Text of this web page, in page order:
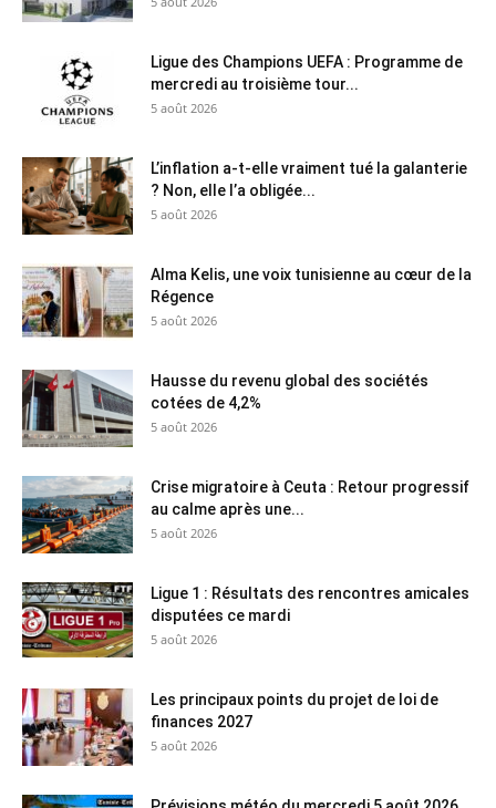
Ligue des Champions UEFA : Programme de
mercredi au troisième tour...
5 août 2026
L’inflation a-t-elle vraiment tué la galanterie
? Non, elle l’a obligée...
5 août 2026
Alma Kelis, une voix tunisienne au cœur de la
Régence
5 août 2026
Hausse du revenu global des sociétés
cotées de 4,2%
5 août 2026
Crise migratoire à Ceuta : Retour progressif
au calme après une...
5 août 2026
Ligue 1 : Résultats des rencontres amicales
disputées ce mardi
5 août 2026
Les principaux points du projet de loi de
finances 2027
5 août 2026